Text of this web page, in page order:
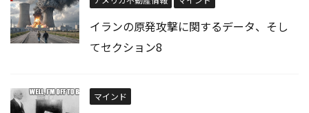
イランの原発攻撃に関するデータ、そし
てセクション8
マインド